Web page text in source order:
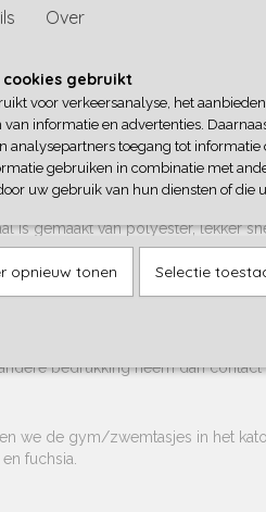
naar keuze, wat fijn te
in navy, groen, rood, aqua en geel*
koord gymtas heeft een groot
en rugzak te dragen.
is gemaakt van polyester, lekker
van de polyester gymtas is 33x44cm
lettertype, de kleur en uiteraard de
bedrukking neem dan
we de gym/zwemtasjes in het
fuchsia.
Over
cookies gebruikt
voor verkeersanalyse, het
informatie en advertenties.
analysepartners toegang tot informatie
gebruiken in combinatie met
uw gebruik van hun diensten of die
opnieuw tonen Selectie